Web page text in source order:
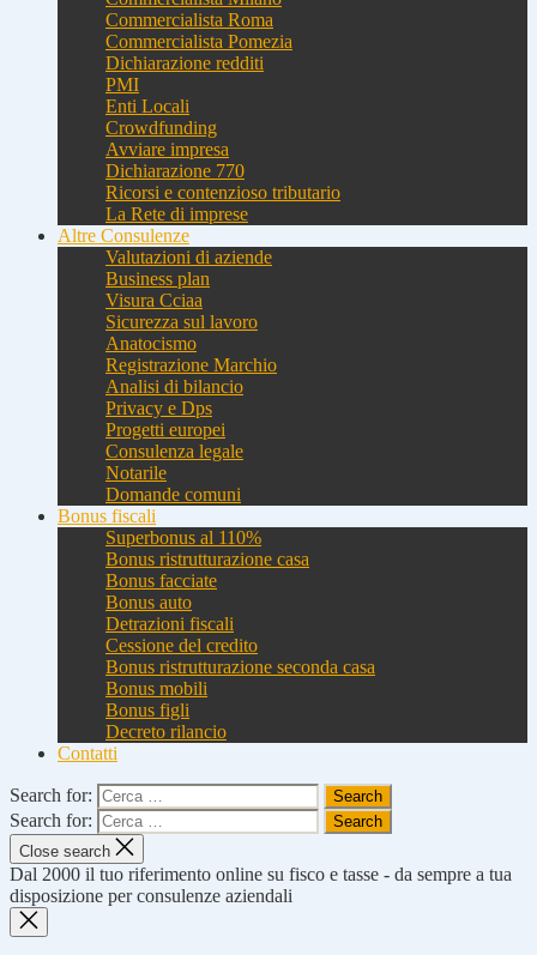
Commercialista Roma
Commercialista Pomezia
Dichiarazione redditi
PMI
Enti Locali
Crowdfunding
Avviare impresa
Dichiarazione 770
Ricorsi e contenzioso tributario
La Rete di imprese
Altre Consulenze
Valutazioni di aziende
Business plan
Visura Cciaa
Sicurezza sul lavoro
Anatocismo
Registrazione Marchio
Analisi di bilancio
Privacy e Dps
Progetti europei
Consulenza legale
Notarile
Domande comuni
Bonus fiscali
Superbonus al 110%
Bonus ristrutturazione casa
Bonus facciate
Bonus auto
Detrazioni fiscali
Cessione del credito
Bonus ristrutturazione seconda casa
Bonus mobili
Bonus figli
Decreto rilancio
Contatti
Search for:
Search for:
Close search
Dal 2000 il tuo riferimento online su fisco e tasse - da sempre a tua
disposizione per consulenze aziendali